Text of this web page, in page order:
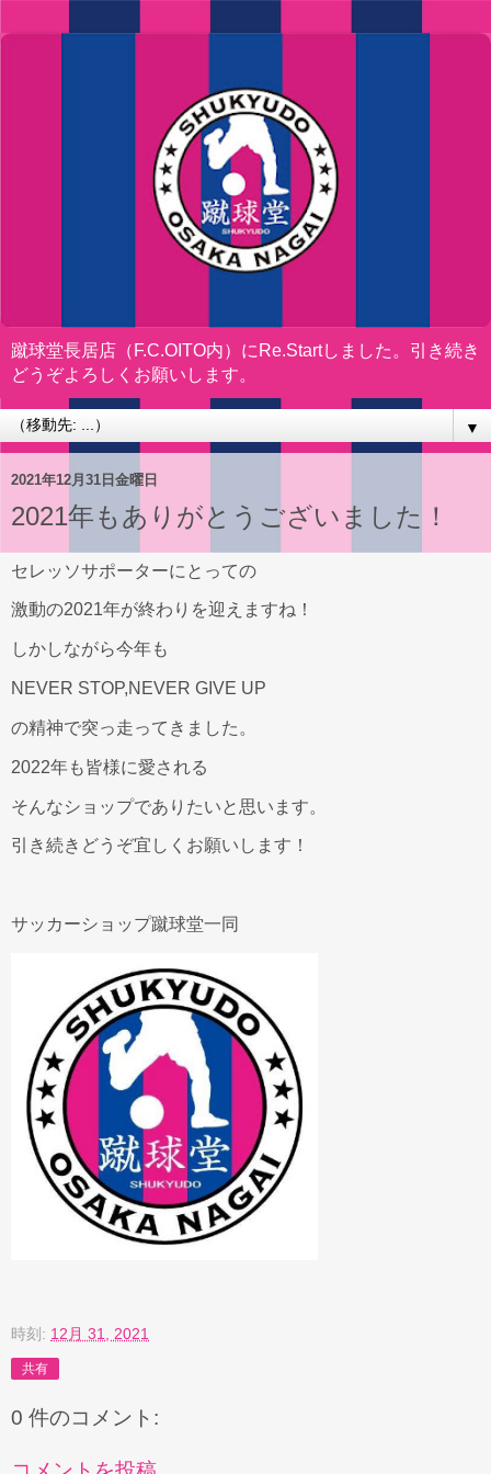
蹴球堂長居店（F.C.OITO内）にRe.Startしました。引き続き
どうぞよろしくお願いします。
▼
2021年12月31日金曜日
2021年もありがとうございました！
セレッソサポーターにとっての
激動の2021年が終わりを迎えますね！
しかしながら今年も
NEVER STOP,NEVER GIVE UP
の精神で突っ走ってきました。
2022年も皆様に愛される
そんなショップでありたいと思います。
引き続きどうぞ宜しくお願いします！
サッカーショップ蹴球堂一同
時刻: 12月 31, 2021
共有
0 件のコメント: